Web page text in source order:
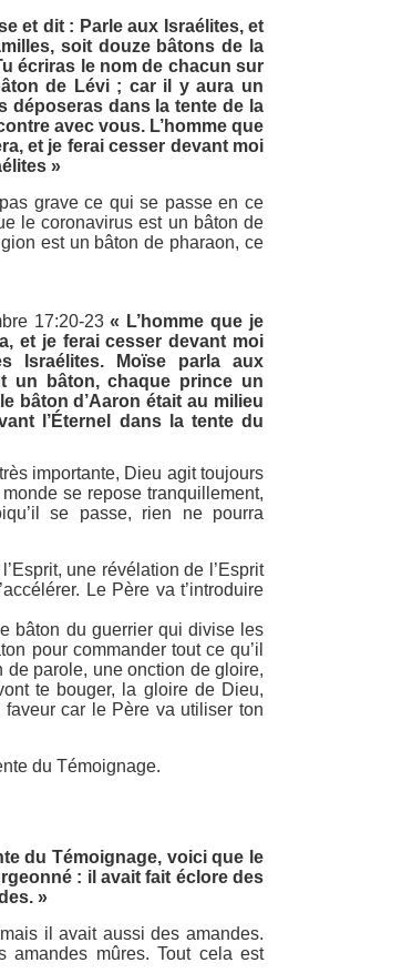
et dit : Parle aux Israélites, et
soit douze bâtons de la
écriras le nom de chacun sur
de Lévi ; car il y aura un
déposeras dans la tente de la
avec vous. L’homme que
et je ferai cesser devant moi
»
grave ce qui se passe en ce
le coronavirus est un bâton de
est un bâton de pharaon, ce
17:20-23« L’homme que je
et je ferai cesser devant moi
Israélites. Moïse parla aux
un bâton, chaque prince un
bâton d’Aaron était au milieu
l’Éternel dans la tente du
importante, Dieu agit toujours
se repose tranquillement,
se passe, rien ne pourra
une révélation de l’Esprit
Le Père va t’introduire
bâton du guerrier qui divise les
pour commander tout ce qu’il
de parole, une onction de gloire,
te bouger, la gloire de Dieu,
faveur car le Père va utiliser ton
du Témoignage.
du Témoignage, voici que le
: il avait fait éclore des
»
il avait aussi des amandes.
amandes mûres. Tout cela est